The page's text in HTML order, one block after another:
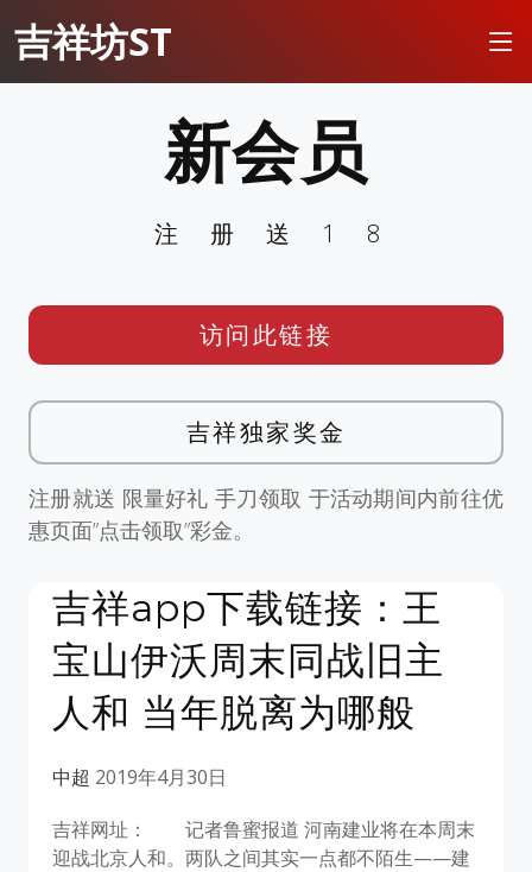
吉祥坊ST
吉祥app下载链接：王
宝山伊沃周末同战旧主
人和 当年脱离为哪般
中超 2019年4月30日
吉祥网址： 记者鲁蜜报道 河南建业将在本周末
迎战北京人和。两队之间其实一点都不陌生——建
新会员
注册送18
访问此链接
吉祥独家奖金
注册就送 限量好礼 手刀领取 于活动期间内前往优
惠页面”点击领取”彩金。